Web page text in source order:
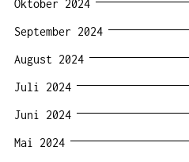
Oktober 2024
September 2024
August 2024
Juli 2024
Juni 2024
Mai 2024